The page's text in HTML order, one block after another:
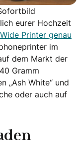
eurer Hochzeit
Printer genau
im
dem Markt der
Gramm
„Ash White“ und
oder auch auf